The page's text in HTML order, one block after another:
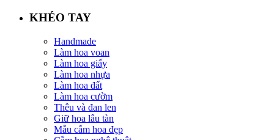
KHÉO TAY
Handmade
Làm hoa voan
Làm hoa giấy
Làm hoa nhựa
Làm hoa đất
Làm hoa cườm
Thêu và đan len
Giữ hoa lâu tàn
Mẫu cắm hoa đẹp